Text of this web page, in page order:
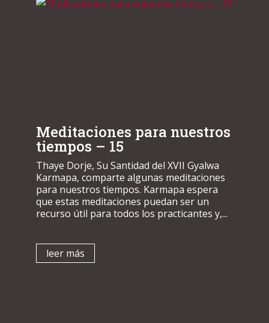
Meditaciones para nuestros
tiempos – 15
Thaye Dorje, Su Santidad del XVII Gyalwa
Karmapa, comparte algunas meditaciones
para nuestros tiempos. Karmapa espera
que estas meditaciones puedan ser un
recurso útil para todos los practicantes y,...
leer más